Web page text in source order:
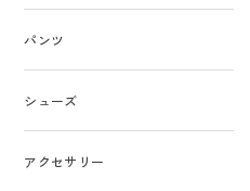
パンツ
シューズ
アクセサリー